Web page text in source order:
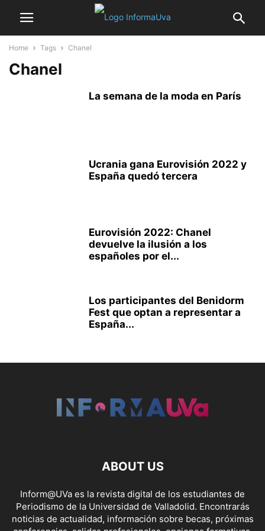
Home Tags Chanel
Chanel
La semana de la moda en París
Ucrania gana Eurovisión 2022 y
España quedó tercera
Eurovisión 2022: Chanel
devuelve la ilusión a los
españoles por el...
Los participantes del Benidorm
Fest que optan a representar a
España...
ABOUT US
Inform@UVa es la revista digital de los estudiantes de
Periodismo de la Universidad de Valladolid. Encontrarás
noticias de actualidad, información sobre becas, próximas